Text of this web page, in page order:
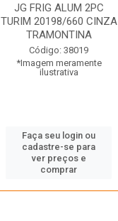
JG FRIG ALUM 2PC
TURIM 20198/660 CINZA
TRAMONTINA
Código: 38019
*Imagem meramente
ilustrativa
Faça seu login ou
cadastre-se para
ver preços e
comprar